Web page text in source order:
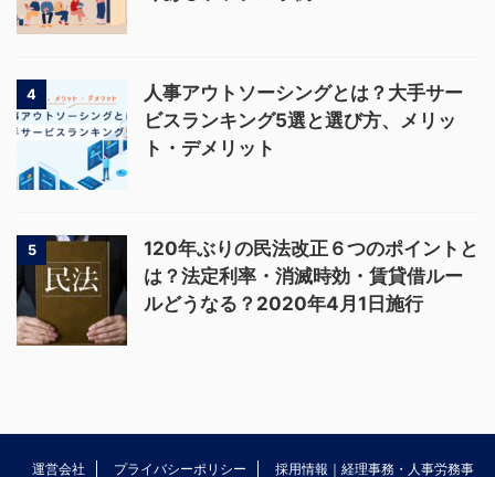
4
人事アウトソーシングとは？大手サー
ビスランキング5選と選び方、メリッ
ト・デメリット
5
120年ぶりの民法改正６つのポイントと
は？法定利率・消滅時効・賃貸借ルー
ルどうなる？2020年4月1日施行
運営会社 プライバシーポリシー 採用情報｜経理事務・人事労務事